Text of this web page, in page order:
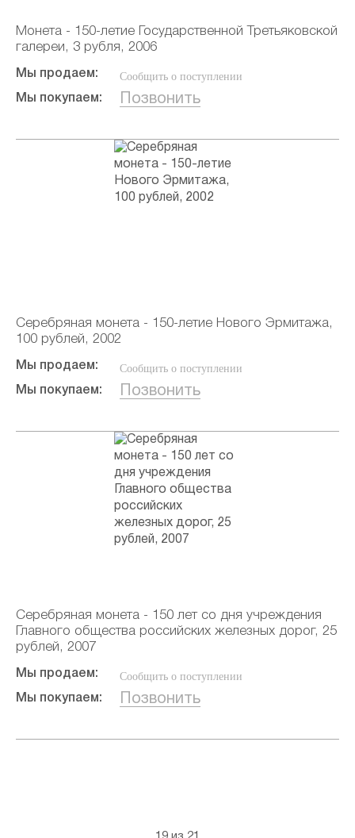
Монета - 150-летие Государственной Третьяковской
галереи, 3 рубля, 2006
Мы продаем: Сообщить о поступлении
Мы покупаем: Позвонить
Серебряная монета - 150-летие Нового Эрмитажа,
100 рублей, 2002
Мы продаем: Сообщить о поступлении
Мы покупаем: Позвонить
Серебряная монета - 150 лет со дня учреждения
Главного общества российских железных дорог, 25
рублей, 2007
Мы продаем: Сообщить о поступлении
Мы покупаем: Позвонить